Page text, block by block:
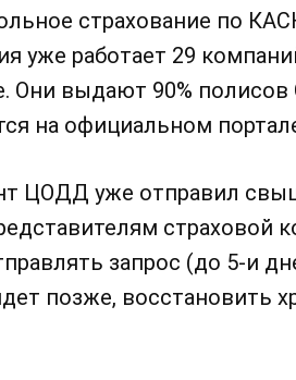
страхование по
уже работает 29
Они выдают 90%
на официальном
ЦОДД уже отправил
страховой
запрос (до 5-и
позже, восстановить